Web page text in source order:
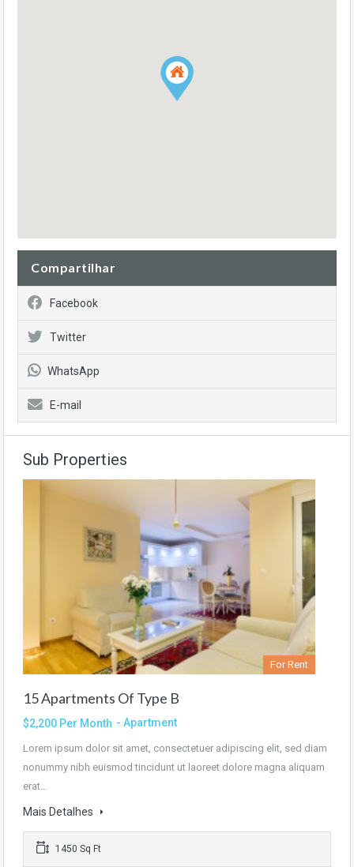
Compartilhar
Facebook
Twitter
WhatsApp
E-mail
Sub Properties
For Rent
15 Apartments Of Type B
$2,200 Per Month - Apartment
Lorem ipsum dolor sit amet, consectetuer adipiscing elit, sed diam
nonummy nibh euismod tincidunt ut laoreet dolore magna aliquam
erat…
Mais Detalhes
1450 Sq Ft